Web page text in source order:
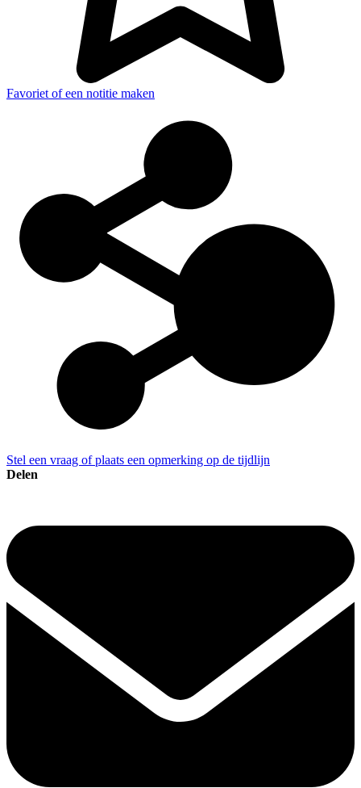
Favoriet of een notitie maken
Stel een vraag of plaats een opmerking op de tijdlijn
Delen